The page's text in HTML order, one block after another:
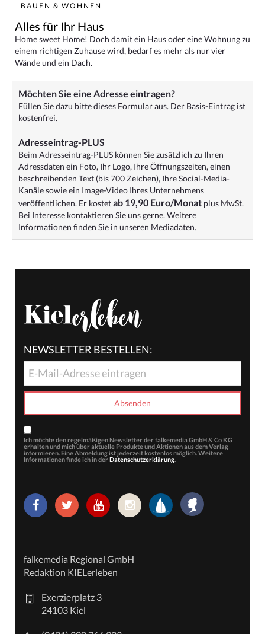
BAUEN & WOHNEN
Alles für Ihr Haus
Home sweet Home! Doch damit ein Haus oder eine Wohnung zu
einem richtigen Zuhause wird, bedarf es mehr als nur vier
Wände und ein Dach.
Möchten Sie eine Adresse eintragen?
Füllen Sie dazu bittedieses Formularaus. Der Basis-Eintrag ist
kostenfrei.
Adresseintrag-PLUS
Beim Adresseintrag-PLUS können Sie zusätzlich zu Ihren
Adressdaten ein Foto, Ihr Logo, Ihre Öffnungszeiten, einen
beschreibenden Text (bis 700 Zeichen), Ihre Social-Media-
Kanäle sowie ein Image-Video Ihres Unternehmens
veröffentlichen. Er kostetab 19,90 Euro/Monat plus MwSt.
Bei Interesse kontaktieren Sie uns gerne. Weitere
Informationen finden Sie in unseren Mediadaten.
NEWSLETTER BESTELLEN:
Ich möchte den regelmäßigen Newsletter der falkemedia GmbH & Co KG
erhalten und mich über aktuelle Produkte und Aktionen aus dem Verlag
informieren. Eine Abmeldung ist jederzeit kostenlos möglich. Weitere
Informationen finde ich in der Datenschutzerklärung.
falkemedia Regional GmbH
Redaktion KIELerleben
Exerzierplatz 3
24103 Kiel